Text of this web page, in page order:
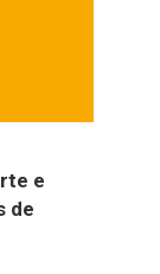
e
de